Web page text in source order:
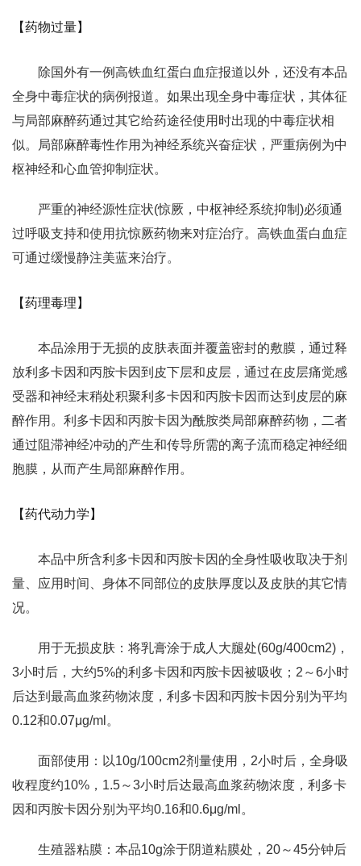
【药物过量】
除国外有一例高铁血红蛋白血症报道以外，还没有本品
全身中毒症状的病例报道。如果出现全身中毒症状，其体征
与局部麻醉药通过其它给药途径使用时出现的中毒症状相
似。局部麻醉毒性作用为神经系统兴奋症状，严重病例为中
枢神经和心血管抑制症状。
严重的神经源性症状(惊厥，中枢神经系统抑制)必须通
过呼吸支持和使用抗惊厥药物来对症治疗。高铁血蛋白血症
可通过缓慢静注美蓝来治疗。
【药理毒理】
本品涂用于无损的皮肤表面并覆盖密封的敷膜，通过释
放利多卡因和丙胺卡因到皮下层和皮层，通过在皮层痛觉感
受器和神经末稍处积聚利多卡因和丙胺卡因而达到皮层的麻
醉作用。利多卡因和丙胺卡因为酰胺类局部麻醉药物，二者
通过阻滞神经冲动的产生和传导所需的离子流而稳定神经细
胞膜，从而产生局部麻醉作用。
【药代动力学】
本品中所含利多卡因和丙胺卡因的全身性吸收取决于剂
量、应用时间、身体不同部位的皮肤厚度以及皮肤的其它情
况。
用于无损皮肤：将乳膏涂于成人大腿处(60g/400cm2)，
3小时后，大约5%的利多卡因和丙胺卡因被吸收；2～6小时
后达到最高血浆药物浓度，利多卡因和丙胺卡因分别为平均
0.12和0.07μg/ml。
面部使用：以10g/100cm2剂量使用，2小时后，全身吸
收程度约10%，1.5～3小时后达最高血浆药物浓度，利多卡
因和丙胺卡因分别为平均0.16和0.6μg/ml。
生殖器粘膜：本品10g涂于阴道粘膜处，20～45分钟后